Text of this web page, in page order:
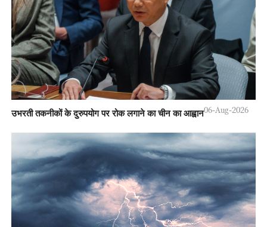
उभरती तकनीकों के दुरुपयोग पर रोक लगाने का चीन का आह्वान06-Aug-2026